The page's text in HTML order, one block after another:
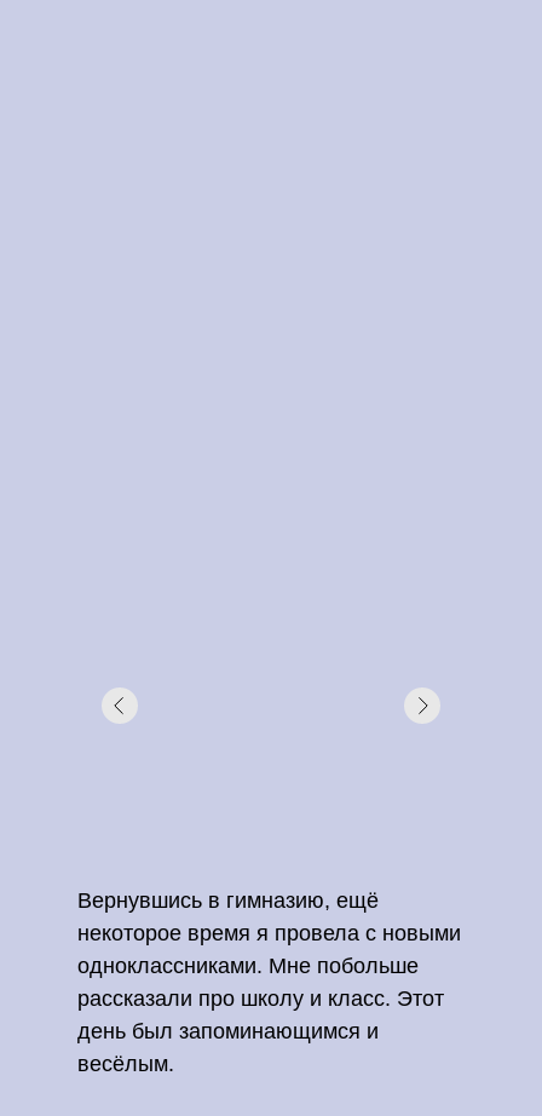
Вернувшись в гимназию, ещё
некоторое время я провела с новыми
одноклассниками. Мне побольше
рассказали про школу и класс. Этот
день был запоминающимся и
весёлым.